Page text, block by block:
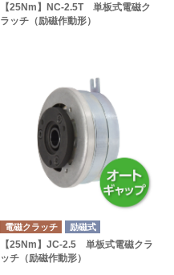
【25Nm】NC-2.5T 単板式電磁ク
ラッチ（励磁作動形）
電磁クラッチ 励磁式
【25Nm】JC-2.5 単板式電磁クラ
ッチ（励磁作動形）